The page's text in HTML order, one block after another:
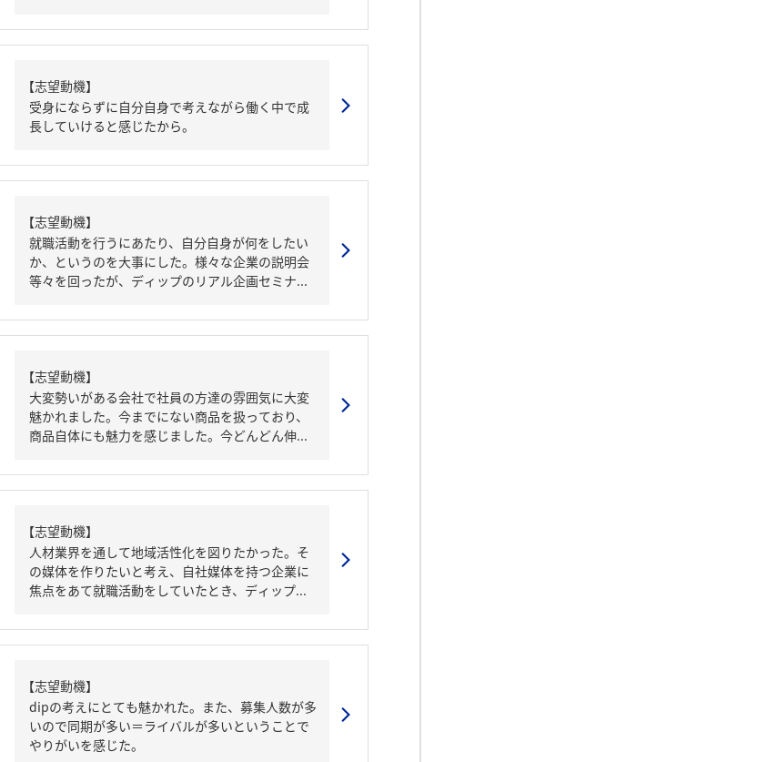
【志望動機】
受身にならずに自分自身で考えながら働く中で成
長していけると感じたから。
【志望動機】
就職活動を行うにあたり、自分自身が何をしたい
か、というのを大事にした。様々な企業の説明会
等々を回ったが、ディップのリアル企画セミナ...
【志望動機】
大変勢いがある会社で社員の方達の雰囲気に大変
魅かれました。今までにない商品を扱っており、
商品自体にも魅力を感じました。今どんどん伸...
【志望動機】
人材業界を通して地域活性化を図りたかった。そ
の媒体を作りたいと考え、自社媒体を持つ企業に
焦点をあて就職活動をしていたとき、ディップ...
【志望動機】
dipの考えにとても魅かれた。また、募集人数が多
いので同期が多い＝ライバルが多いということで
やりがいを感じた。